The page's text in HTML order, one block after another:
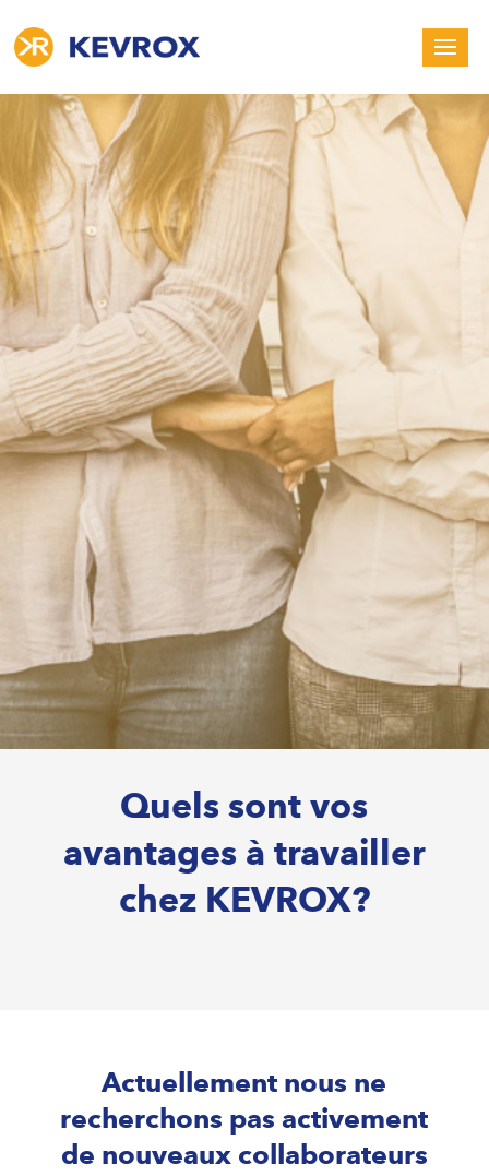
Quels sont vos
avantages à travailler
chez KEVROX?
Actuellement nous ne
recherchons pas activement
de nouveaux collaborateurs